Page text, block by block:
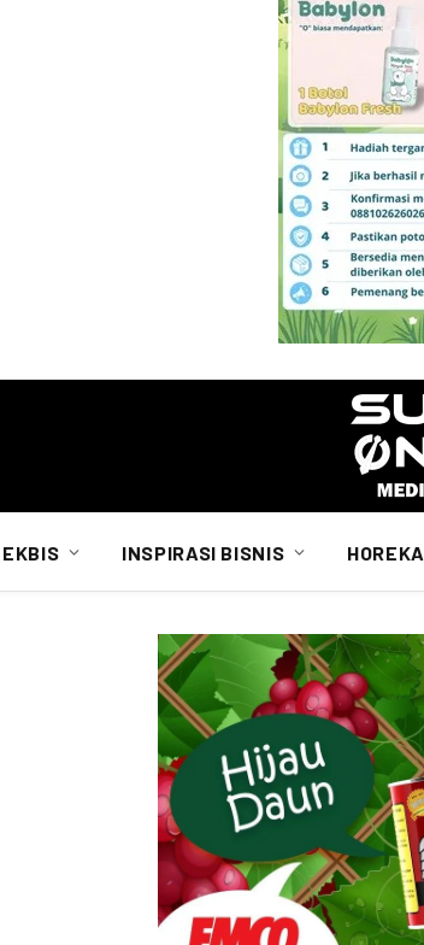
EKBIS INSPIRASI BISNIS HOREKA